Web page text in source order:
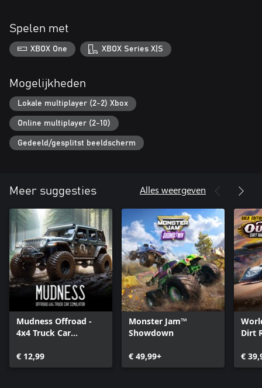
Spelen met
XBOX One XBOX Series X|S
Mogelijkheden
Lokale multiplayer (2-2) Xbox
Online multiplayer (2-10)
Gedeeld/gesplitst beeldscherm
Meer suggesties Alles weergeven
Mudness Offroad -
4x4 Truck Car
€ 12,99
Monster Jam™
Showdown
€ 49,99+
Dirt
€